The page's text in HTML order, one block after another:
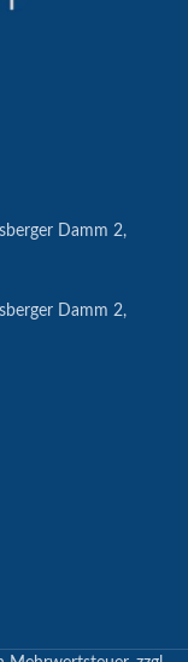
Damm 2,
Damm 2,